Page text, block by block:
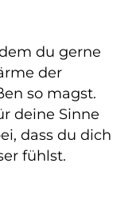
du gerne
der
so magst.
deine Sinne
dass du dich
fühlst.